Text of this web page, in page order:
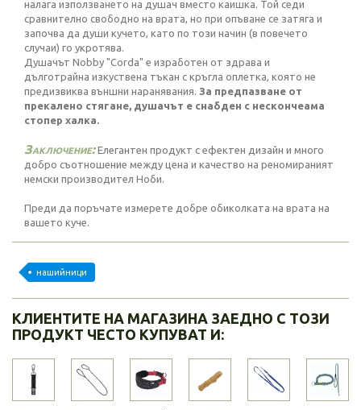
налага използването на душач вместо каишка. Той седи
сравнително свободно на врата, но при опъване се затяга и
започва да души кучето, като по този начин (в повечето
случаи) го укротява.
Душачът Nobby "Corda" е изработен от здрава и
дълготрайна изкуствена тъкан с кръгла оплетка, която не
предизвиква външни наранявания. За предпазване от
прекалено стягане, душачът е снабден с нескончеама
стопер халка.
Заключение:Елегантен продукт с ефектен дизайн и много
добро съотношение между цена и качество на реномираният
немски производител Ноби.
Преди да поръчате измерете добре обиколката на врата на
вашето куче.
нашийници
КЛИЕНТИТЕ НА МАГАЗИНА ЗАЕДНО С ТОЗИ
ПРОДУКТ ЧЕСТО КУПУВАТ И: